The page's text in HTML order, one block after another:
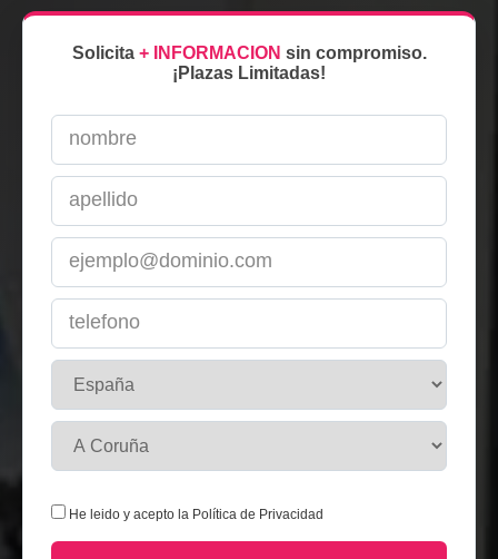
Solicita + INFORMACION sin compromiso.
¡Plazas Limitadas!
He leido y acepto la Política de Privacidad